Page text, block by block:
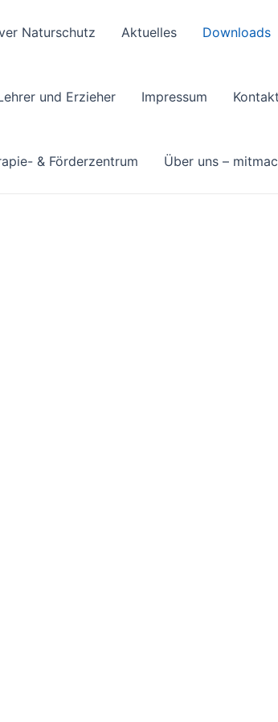
Naturschutz Aktuelles Downloads
und Erzieher Impressum Kontakt
& Förderzentrum Über uns –